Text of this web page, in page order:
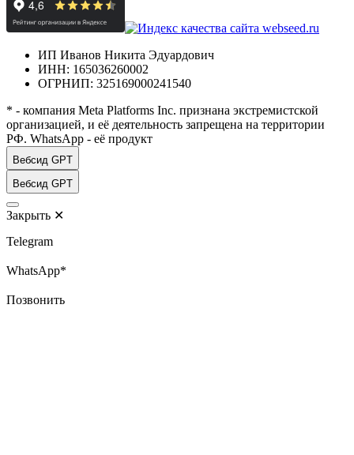
ИП Иванов Никита Эдуардович
ИНН: 165036260002
ОГРНИП: 325169000241540
* - компания Meta Platforms Inc. признана экстремистской
организацией, и её деятельность запрещена на территории
РФ. WhatsApp - её продукт
Вебсид GPT
Вебсид GPT
Закрыть ✕
Telegram
WhatsApp*
Позвонить